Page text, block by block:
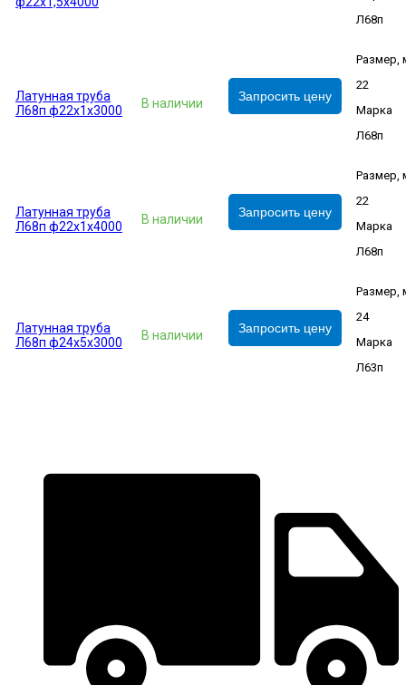
Л68п
Латунная труба
Л68п ф22х1х3000
В наличии Запросить цену
Размер,
22
Марка
Л68п
Латунная труба
Л68п ф22х1х4000
В наличии Запросить цену
Размер,
22
Марка
Л68п
Латунная труба
Л68п ф24х5х3000
В наличии Запросить цену
Размер,
24
Марка
Л63п